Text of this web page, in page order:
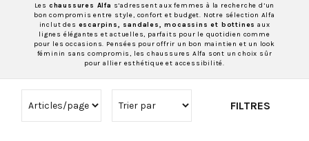
Les chaussures Alfa s’adressent aux femmes à la recherche d’un
bon compromis entre style, confort et budget. Notre sélection Alfa
inclut des escarpins, sandales, mocassins et bottines aux
lignes élégantes et actuelles, parfaits pour le quotidien comme
pour les occasions. Pensées pour offrir un bon maintien et un look
féminin sans compromis, les chaussures Alfa sont un choix sûr
pour allier esthétique et accessibilité.
FILTRES